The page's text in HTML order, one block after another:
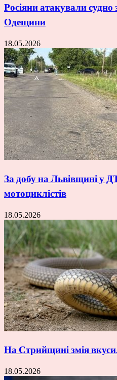
Росіяни атакували
Одещини
18.05.2026
За добу на Львівщині у
мотоциклістів
18.05.2026
На Стрийщині змія
18.05.2026